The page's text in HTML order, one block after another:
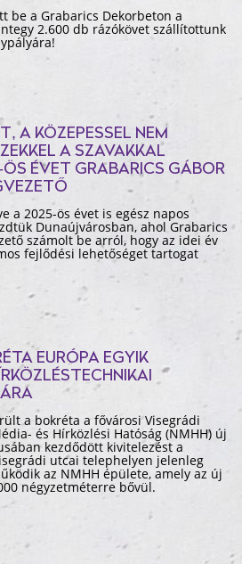
be a Grabarics Dekorbeton a
2.600 db rázókövet szállítottunk
A KÖZEPESSEL NEM
A SZAVAKKAL
ÉVET GRABARICS GÁBOR
a 2025-ös évet is egész napos
Dunaújvárosban, ahol Grabarics
számolt be arról, hogy az idei év
fejlődési lehetőséget tartogat
EURÓPA EGYIK
a bokréta a fővárosi Visegrádi
és Hírközlési Hatóság (NMHH) új
kezdődött kivitelezést a
utcai telephelyen jelenleg
az NMHH épülete, amely az új
négyzetméterre bővül.